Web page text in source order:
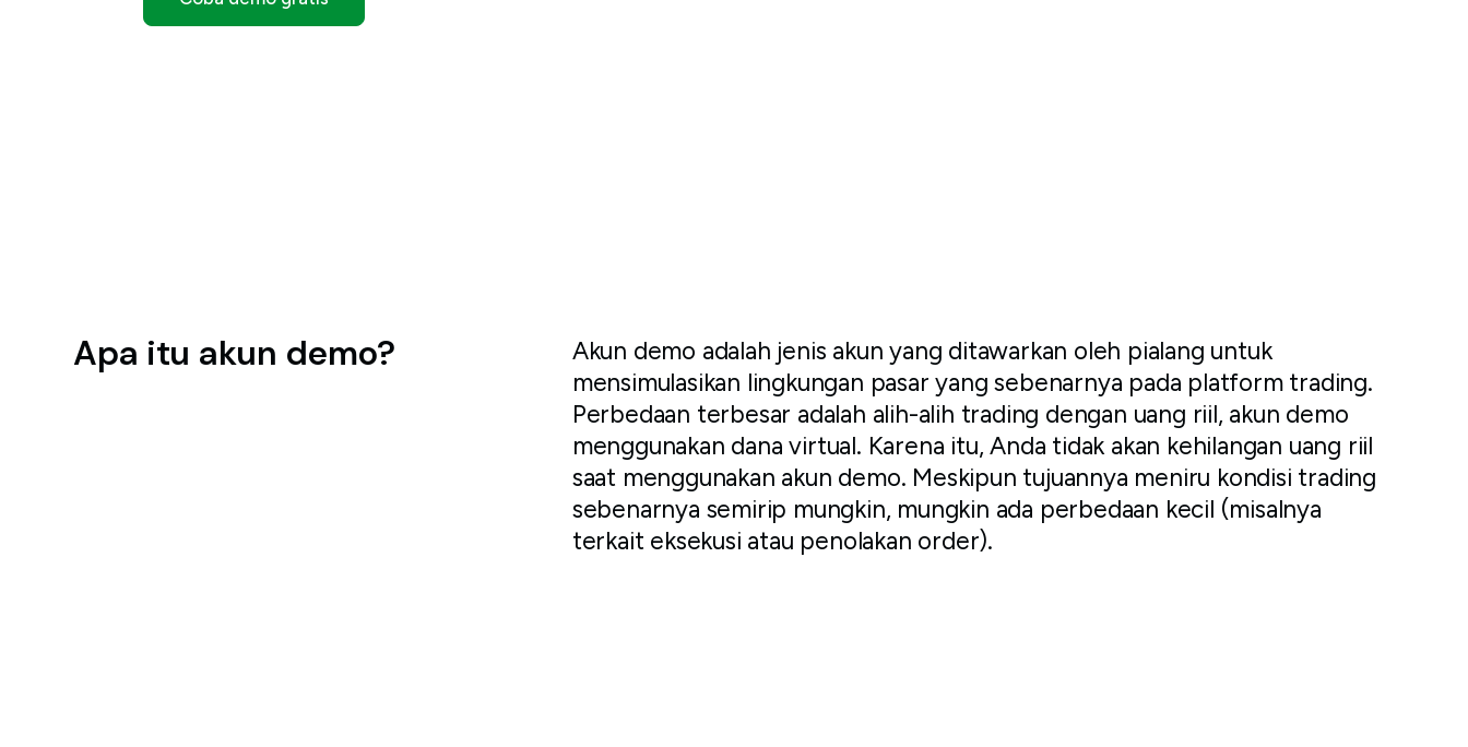
Apa itu akun demo?
Akun demo adalah jenis akun yang ditawarkan oleh pialang untuk
mensimulasikan lingkungan pasar yang sebenarnya pada platform trading.
Perbedaan terbesar adalah alih-alih trading dengan uang riil, akun demo
menggunakan dana virtual. Karena itu, Anda tidak akan kehilangan uang riil
saat menggunakan akun demo. Meskipun tujuannya meniru kondisi trading
sebenarnya semirip mungkin, mungkin ada perbedaan kecil (misalnya
terkait eksekusi atau penolakan order).